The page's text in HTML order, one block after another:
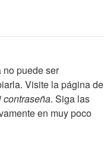
no puede ser
Visite la página de
contraseña. Siga las
en muy poco